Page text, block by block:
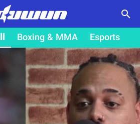
search
Boxing & MMA Esports